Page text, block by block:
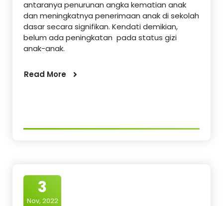
antaranya penurunan angka kematian anak
dan meningkatnya penerimaan anak di sekolah
dasar secara signifikan. Kendati demikian,
belum ada peningkatan pada status gizi
anak-anak.
Read More
3
Nov, 2022